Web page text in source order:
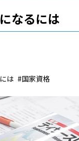
なるには
は
国家資格